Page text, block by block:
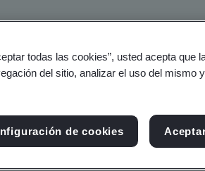
que apoya el
médica de
todas las cookies”, usted acepta que
del sitio, analizar el uso del mismo
de cookies